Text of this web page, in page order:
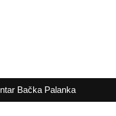
Bačka Palanka